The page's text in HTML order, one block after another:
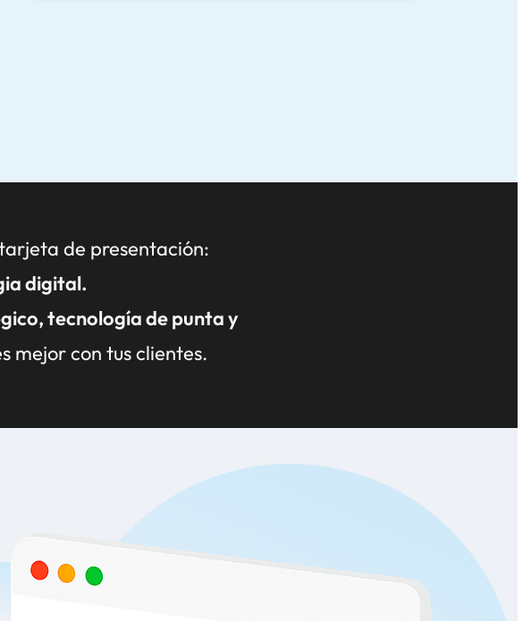
de presentación:
digital.
tecnología de punta y
mejor con tus clientes.